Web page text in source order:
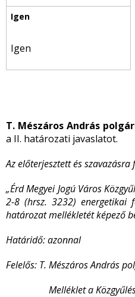
Igen
T. Mészáros András
a II. határozati javaslatot.
Az előterjesztett és
„Érd Megyei Jogú Város
2-8 (hrsz. 3232) energetikai
határozat mellékletét képező
Határidő: azonnal
Felelős: T. Mészáros András
Melléklet a